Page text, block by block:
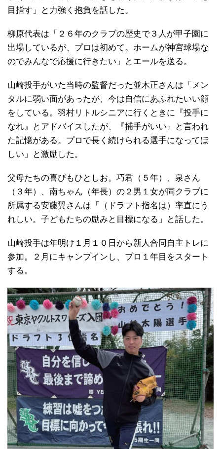
目指す」と力強く抱負を話した。
柳原代表は「２６年のクラブの歴史で３人が甲子園に
出場しているが、プロは初めて。ホームが神宮球場な
のでみんなで応援に行きたい」とエールを送る。
山崎投手がいた当時の監督だった並木正さんは「メン
タルに弱い面があったが、今は自信にあふれたいい顔
をしている。羽村リトルシニアに行くときに『投手に
なれ』とアドバイスしたが、『捕手がいい』と言われ
た記憶がある。プロで長く続けられる選手になってほ
しい」と激励した。
父母たちの喜びもひとしお。巧君（５年）、泉さん
（３年）、南ちゃん（年長）の２男１女が同クラブに
所属する安藤翼さんは「（ドラフト指名は）率直にう
れしい。子どもたちの励みと目標になる」と話した。
山崎投手は年明け１月１０日から新人合同自主トレに
参加。２月にキャンプインし、プロ１年目をスタート
する。